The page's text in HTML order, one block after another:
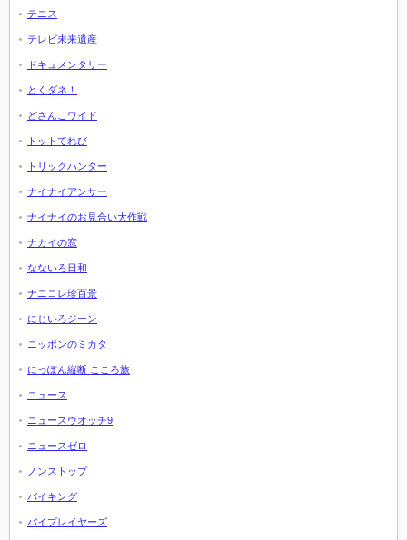
テニス
テレビ未来遺産
ドキュメンタリー
とくダネ！
どさんこワイド
トットてれび
トリックハンター
ナイナイアンサー
ナイナイのお見合い大作戦
ナカイの窓
なないろ日和
ナニコレ珍百景
にじいろジーン
ニッポンのミカタ
にっぽん縦断 こころ旅
ニュース
ニュースウオッチ9
ニュースゼロ
ノンストップ
バイキング
バイプレイヤーズ